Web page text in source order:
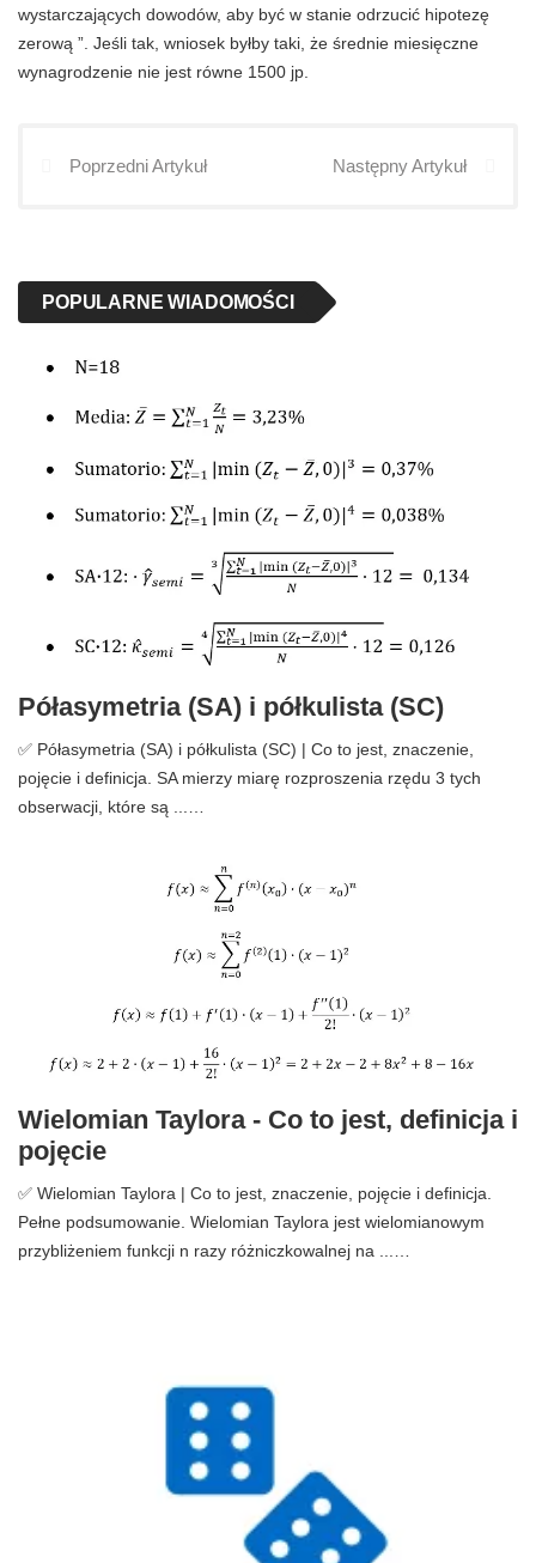
wystarczających dowodów, aby być w stanie odrzucić hipotezę
zerową ”. Jeśli tak, wniosek byłby taki, że średnie miesięczne
wynagrodzenie nie jest równe 1500 jp.
Poprzedni Artykuł Następny Artykuł
POPULARNE WIADOMOŚCI
Półasymetria (SA) i półkulista (SC)
✅ Półasymetria (SA) i półkulista (SC) | Co to jest, znaczenie,
pojęcie i definicja. SA mierzy miarę rozproszenia rzędu 3 tych
obserwacji, które są ...…
Wielomian Taylora - Co to jest, definicja i
pojęcie
✅ Wielomian Taylora | Co to jest, znaczenie, pojęcie i definicja.
Pełne podsumowanie. Wielomian Taylora jest wielomianowym
przybliżeniem funkcji n razy różniczkowalnej na ...…